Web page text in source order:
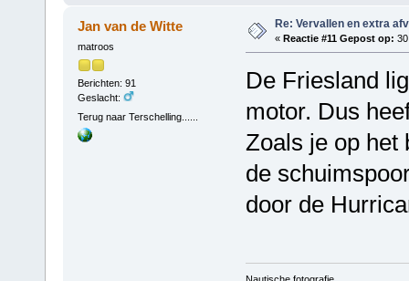
Jan van de Witte
matroos
Berichten: 91
Geslacht:
Terug naar Terschelling......
Re: Vervallen en extra
« Reactie #11 Gepost op:
De Friesland
motor. Dus
Zoals je op het
de
door de